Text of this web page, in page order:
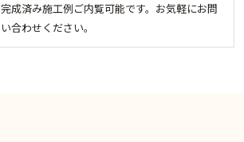
完成済み施工例ご内覧可能です。お気軽にお問
い合わせください。